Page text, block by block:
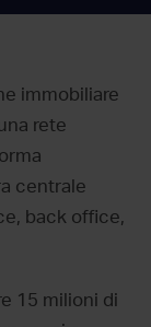
immobiliare
rete
centrale
back office,
15 milioni di